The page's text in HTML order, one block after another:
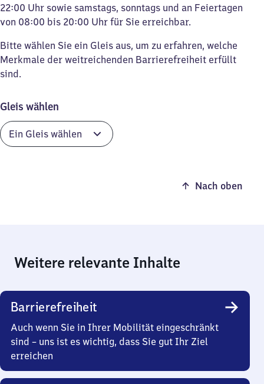
22:00 Uhr sowie samstags, sonntags und an Feiertagen
von 08:00 bis 20:00 Uhr für Sie erreichbar.
Bitte wählen Sie ein Gleis aus, um zu erfahren, welche
Merkmale der weitreichenden Barrierefreiheit erfüllt
sind.
Gleis wählen
Nach oben
Weitere relevante Inhalte
Barrierefreiheit
Auch wenn Sie in Ihrer Mobilität eingeschränkt
sind – uns ist es wichtig, dass Sie gut Ihr Ziel
erreichen